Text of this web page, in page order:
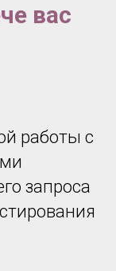
вас
работы с
запроса